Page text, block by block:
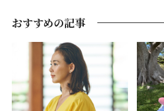
おすすめの記事